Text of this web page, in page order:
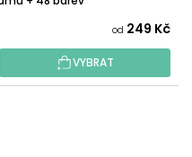
od 249 Kč
VYBRAT